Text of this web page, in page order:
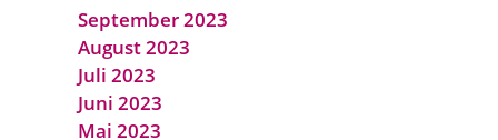
September 2023
August 2023
Juli 2023
Juni 2023
Mai 2023